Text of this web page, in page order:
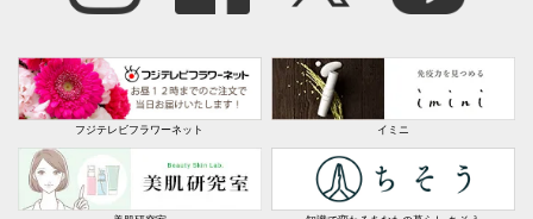
フジテレビフラワーネット イミニ